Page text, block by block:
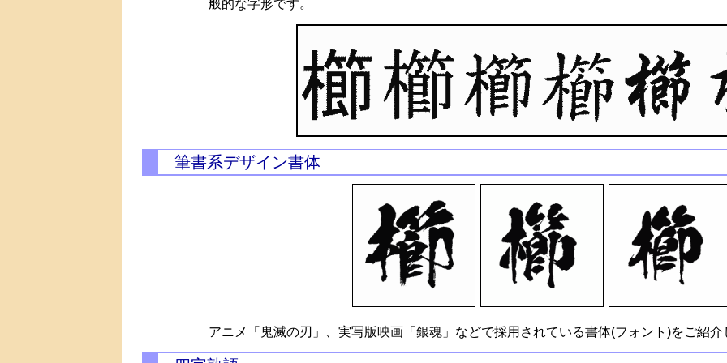
般的な字形です。
筆書系デザイン書体
アニメ「鬼滅の刃」、実写版映画「銀魂」などで採用されている書体(フォント)をご紹介